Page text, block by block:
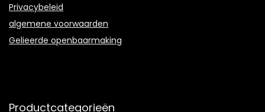
Privacybeleid
algemene voorwaarden
Gelieerde openbaarmaking
Productcategorieën